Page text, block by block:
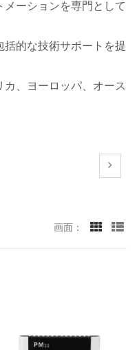
ーションを専門として
的な技術サポートを提
、ヨーロッパ、オース
画面：